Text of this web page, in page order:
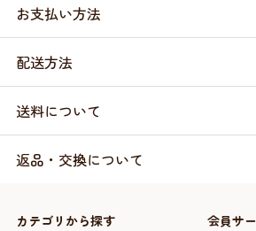
お支払い方法
配送方法
送料について
返品・交換について
カテゴリから探す 会員サ